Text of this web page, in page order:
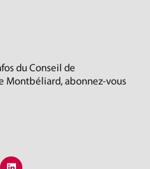
du Conseil de
Montbéliard, abonnez-vous
Pma Jer
Conseil de Développement
Codev Montbéliard
sur Instagram, codev_pma
Suivez-nous sur LinkedIn,